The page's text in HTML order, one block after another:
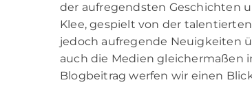
der aufregendsten Geschichten
Klee, gespielt von der
jedoch aufregende Neuigkeiten
auch die Medien gleichermaßen
Blogbeitrag werfen wir einen